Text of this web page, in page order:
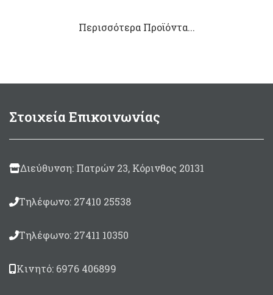
Περισσότερα Προϊόντα...
Στοιχεία Επικοινωνίας
Διεύθυνση: Πατρών 23, Κόρινθος 20131
Τηλέφωνο: 27410 25538
Τηλέφωνο: 27411 10350
Κινητό: 6976 406899